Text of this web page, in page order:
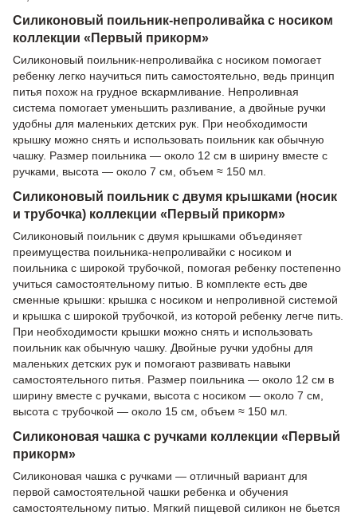
Силиконовый поильник-непроливайка с носиком
коллекции «Первый прикорм»
Силиконовый поильник-непроливайка с носиком помогает
ребенку легко научиться пить самостоятельно, ведь принцип
питья похож на грудное вскармливание. Непроливная
система помогает уменьшить разливание, а двойные ручки
удобны для маленьких детских рук. При необходимости
крышку можно снять и использовать поильник как обычную
чашку. Размер поильника — около 12 см в ширину вместе с
ручками, высота — около 7 см, объем ≈ 150 мл.
Силиконовый поильник с двумя крышками (носик
и трубочка) коллекции «Первый прикорм»
Силиконовый поильник с двумя крышками объединяет
преимущества поильника-непроливайки с носиком и
поильника с широкой трубочкой, помогая ребенку постепенно
учиться самостоятельному питью. В комплекте есть две
сменные крышки: крышка с носиком и непроливной системой
и крышка с широкой трубочкой, из которой ребенку легче пить.
При необходимости крышки можно снять и использовать
поильник как обычную чашку. Двойные ручки удобны для
маленьких детских рук и помогают развивать навыки
самостоятельного питья. Размер поильника — около 12 см в
ширину вместе с ручками, высота с носиком — около 7 см,
высота с трубочкой — около 15 см, объем ≈ 150 мл.
Силиконовая чашка с ручками коллекции «Первый
прикорм»
Силиконовая чашка с ручками — отличный вариант для
первой самостоятельной чашки ребенка и обучения
самостоятельному питью. Мягкий пищевой силикон не бьется